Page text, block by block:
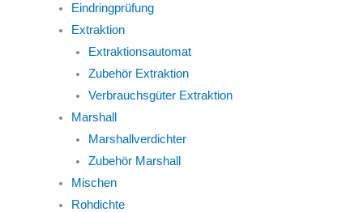
Eindringprüfung
Extraktion
Extraktionsautomat
Zubehör Extraktion
Verbrauchsgüter Extraktion
Marshall
Marshallverdichter
Zubehör Marshall
Mischen
Rohdichte